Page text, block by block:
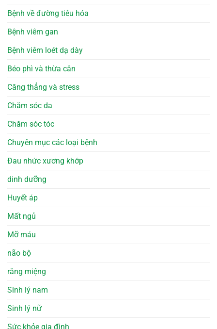
Bệnh về đường tiêu hóa
Bệnh viêm gan
Bệnh viêm loét dạ dày
Béo phì và thừa cân
Căng thẳng và stress
Chăm sóc da
Chăm sóc tóc
Chuyên mục các loại bệnh
Đau nhức xương khớp
dinh dưỡng
Huyết áp
Mất ngủ
Mỡ máu
não bộ
răng miệng
Sinh lý nam
Sinh lý nữ
Sức khỏe gia đình